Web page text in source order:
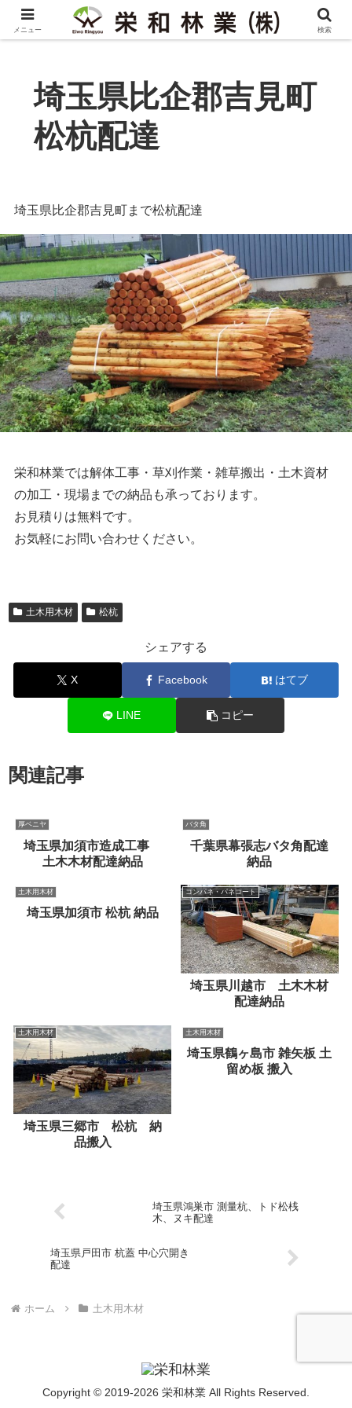
埼玉県比企郡吉見町
松杭配達
埼玉県比企郡吉見町まで松杭配達
栄和林業では解体工事・草刈作業・雑草搬出・土木資材
の加工・現場までの納品も承っております。
お見積りは無料です。
お気軽にお問い合わせください。
土木用木材 松杭
シェアする
X Facebook はてブ
LINE コピー
関連記事
厚ベニヤ
埼玉県加須市造成工事
土木木材配達納品
バタ角
千葉県幕張志バタ角配達
納品
土木用木材
埼玉県加須市 松杭 納品
コンパネ・パネコート
埼玉県川越市 土木木材
配達納品
土木用木材
埼玉県三郷市 松杭 納
品搬入
土木用木材
埼玉県鶴ヶ島市 雑矢板 土
留め板 搬入
埼玉県鴻巣市 測量杭、トド松桟
木、ヌキ配達
埼玉県戸田市 杭蓋 中心穴開き
配達
ホーム 土木用木材
Copyright © 2019-2026 栄和林業 All Rights Reserved.
メニュー 検索